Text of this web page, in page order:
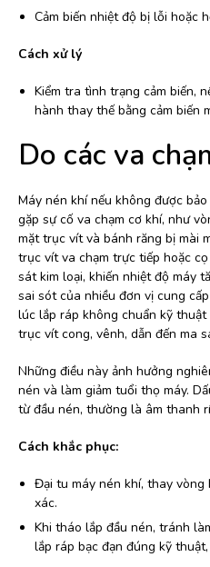
Cảm biến nhiệt độ bị lỗi hoặc
Cách xử lý
Kiểm tra tình trạng cảm biến,
hành thay thế bằng cảm biến
Do các va
Máy nén khí nếu không được
gặp sự cố va chạm cơ khí, như
mặt trục vít và bánh răng bị mài
trục vít va chạm trực tiếp hoặc
sát kim loại, khiến nhiệt độ máy
sai sót của nhiều đơn vị cung
lúc lắp ráp không chuẩn kỹ
trục vít cong, vênh, dẫn đến ma
Những điều này ảnh hưởng
nén và làm giảm tuổi thọ máy.
từ đầu nén, thường là âm thanh
Cách khắc phục:
Đại tu máy nén khí, thay
xác.
Khi tháo lắp đầu nén, tránh
lắp ráp bạc đạn đúng kỹ